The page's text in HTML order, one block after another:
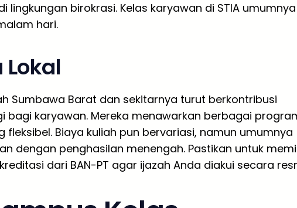
birokrasi. Kelas karyawan di STIA umumnya
hari.
Sumbawa Barat dan sekitarnya turut berkontribusi
bagi karyawan. Mereka menawarkan berbagai
Biaya kuliah pun bervariasi, namun umumnya
dengan penghasilan menengah. Pastikan untuk
dari BAN-PT agar ijazah Anda diakui secara